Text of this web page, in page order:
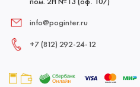
info@poginter.ru
+7 (812) 292‑24‑12